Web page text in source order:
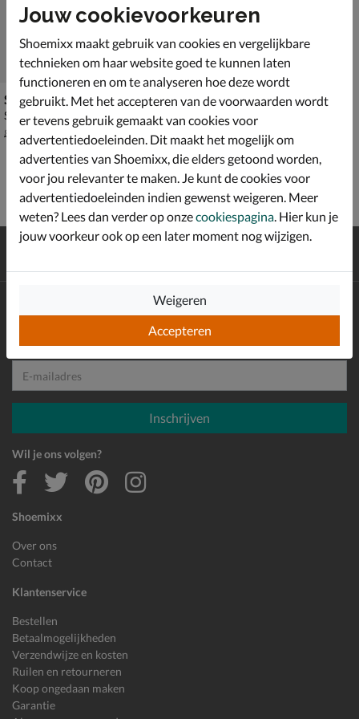
Steve Madden Taiga
Schoudertas - beige
van € 89,99 voor € 62,99
89 62
Gratisverzending en retour*
Shoemixx
Over ons
Contact
Klantenservice
Bestellen
Betaalmogelijkheden
Verzendwijze en kosten
Ruilen en retourneren
Koop ongedaan maken
Garantie
Schrijf je in voor de Shoemixx nieuwsbrief en ontvang €10,-
E-mailadres
Inschrijven
Wil je ons volgen?
Jouw cookievoorkeuren
Shoemixx maakt gebruik van cookies en vergelijkbare
technieken om haar website goed te kunnen laten
functioneren en om te analyseren hoe deze wordt
gebruikt. Met het accepteren van de voorwaarden wordt
er tevens gebruik gemaakt van cookies voor
advertentiedoeleinden. Dit maakt het mogelijk om
advertenties van Shoemixx, die elders getoond worden,
voor jou relevanter te maken. Je kunt de cookies voor
advertentiedoeleinden indien gewenst weigeren. Meer
weten? Lees dan verder op onzecookiespagina. Hier kun je
jouw voorkeur ook op een later moment nog wijzigen.
Accepteren
Weigeren